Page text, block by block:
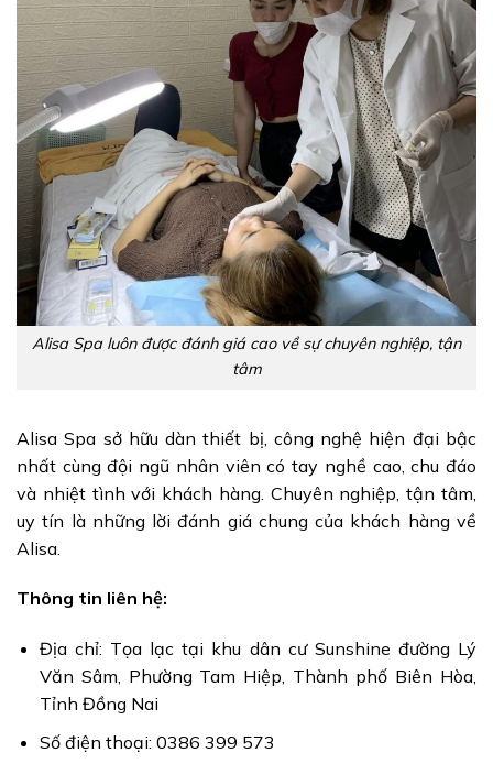
Alisa Spa luôn được đánh giá cao về sự chuyên nghiệp, tận
tâm
Alisa Spa sở hữu dàn thiết bị, công nghệ hiện đại bậc
nhất cùng đội ngũ nhân viên có tay nghề cao, chu đáo
và nhiệt tình với khách hàng. Chuyên nghiệp, tận tâm,
uy tín là những lời đánh giá chung của khách hàng về
Alisa.
Thông tin liên hệ:
Địa chỉ: Tọa lạc tại khu dân cư Sunshine đường Lý
Văn Sâm, Phường Tam Hiệp, Thành phố Biên Hòa,
Tỉnh Đồng Nai
Số điện thoại: 0386 399 573